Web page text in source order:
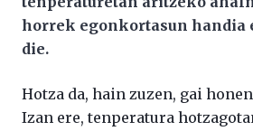
horrek egonkortasun handia
die.
Hotza da, hain zuzen, gai
Izan ere, tenperatura